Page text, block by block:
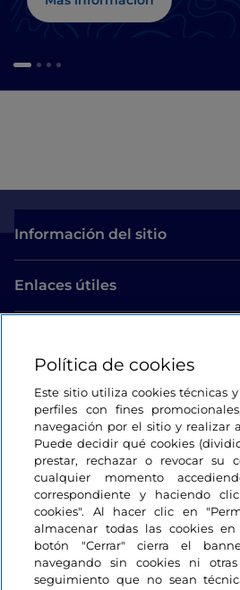
Información del sitio
Enlaces útiles
Estamos en contacto
Política de cookies
Este sitio utiliza cookies técnicas
perfiles con fines
navegación por el sitio y realizar
Puede decidir qué cookies
prestar, rechazar o revocar su
cualquier momento
correspondiente y haciendo
cookies". Al hacer clic en
almacenar todas las cookies
botón "Cerrar" cierra el
navegando sin cookies ni
seguimiento que no sean